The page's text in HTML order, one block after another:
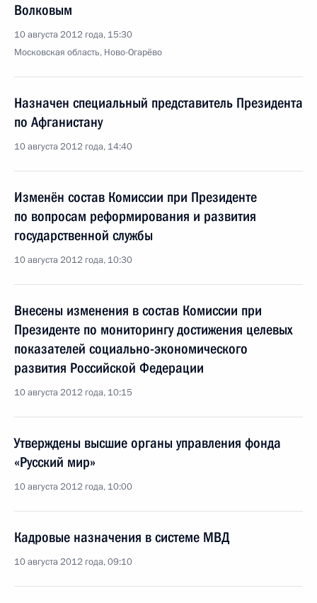
Волковым
10 августа 2012 года, 15:30
Московская область, Ново-Огарёво
Назначен специальный представитель Президента
по Афганистану
10 августа 2012 года, 14:40
Изменён состав Комиссии при Президенте
по вопросам реформирования и развития
государственной службы
10 августа 2012 года, 10:30
Внесены изменения в состав Комиссии при
Президенте по мониторингу достижения целевых
показателей социально-экономического
развития Российской Федерации
10 августа 2012 года, 10:15
Утверждены высшие органы управления фонда
«Русский мир»
10 августа 2012 года, 10:00
Кадровые назначения в системе МВД
10 августа 2012 года, 09:10